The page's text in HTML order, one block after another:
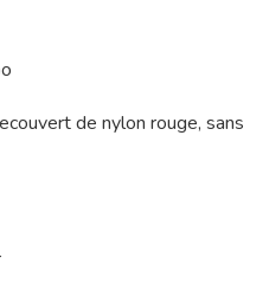
de nylon rouge, sans